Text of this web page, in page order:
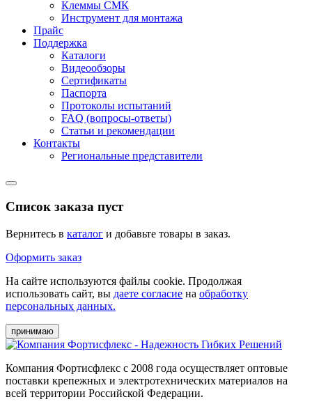
Клеммы СМК
Инструмент для монтажа
Прайс
Поддержка
Каталоги
Видеообзоры
Сертификаты
Паспорта
Протоколы испытаний
FAQ (вопросы-ответы)
Статьи и рекомендации
Контакты
Региональные представители
Список заказа пуст
Вернитесь в каталог и добавьте товары в заказ.
Оформить заказ
На сайте используются файлы cookie. Продолжая
использовать сайт, вы даете согласие на обработку
персональных данных.
принимаю
Компания Фортисфлекс с 2008 года осуществляет оптовые
поставки крепежных и электротехнических материалов на
всей территории Российской Федерации.